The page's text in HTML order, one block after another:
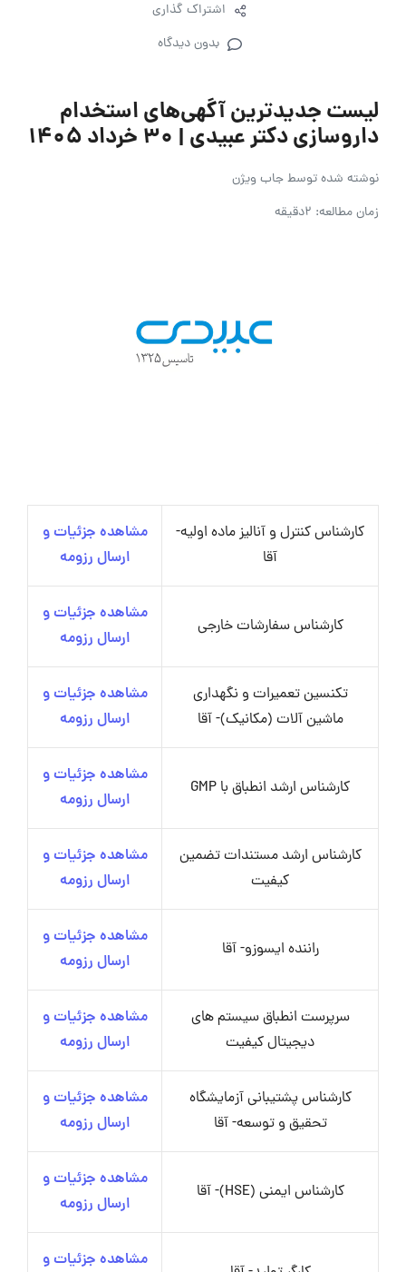
اشتراک گذاری
بدون دیدگاه
لیست جدیدترین آگهی‌های استخدام
داروسازی دکتر عبیدی | ۳۰ خرداد ۱۴۰۵
نوشته شده توسطجاب ویژن
زمان مطالعه: 2دقیقه
کارشناس کنترل و آنالیز ماده اولیه-
آقا
مشاهده جزئیات و
ارسال رزومه
کارشناس سفارشات خارجی
مشاهده جزئیات و
ارسال رزومه
تکنسین تعمیرات و نگهداری
ماشین آلات (مکانیک)- آقا
مشاهده جزئیات و
ارسال رزومه
کارشناس ارشد انطباق با GMP
مشاهده جزئیات و
ارسال رزومه
کارشناس ارشد مستندات تضمین
کیفیت
مشاهده جزئیات و
ارسال رزومه
راننده ایسوزو- آقا
مشاهده جزئیات و
ارسال رزومه
سرپرست انطباق سیستم های
دیجیتال کیفیت
مشاهده جزئیات و
ارسال رزومه
کارشناس پشتیبانی آزمایشگاه
تحقیق و توسعه- آقا
مشاهده جزئیات و
ارسال رزومه
کارشناس ایمنی (HSE)- آقا
مشاهده جزئیات و
ارسال رزومه
مشاهده جزئیات و